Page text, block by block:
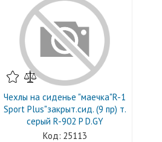
Чехлы на сиденье "маечка"R-1
Sport Plus"закрыт.сид. (9 пр) т.
серый R-902 P D.GY
25113